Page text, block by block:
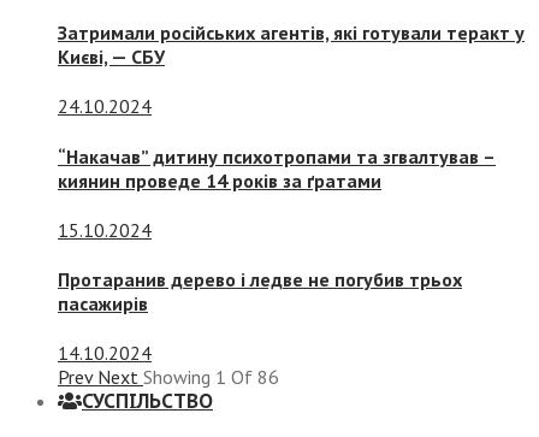
Затримали російських агентів, які готували теракт у
Києві, — СБУ
24.10.2024
“Накачав” дитину психотропами та згвалтував –
киянин проведе 14 років за ґратами
15.10.2024
Протаранив дерево і ледве не погубив трьох
пасажирів
14.10.2024
Prev Next Showing 1 Of 86
СУСПIЛЬСТВО